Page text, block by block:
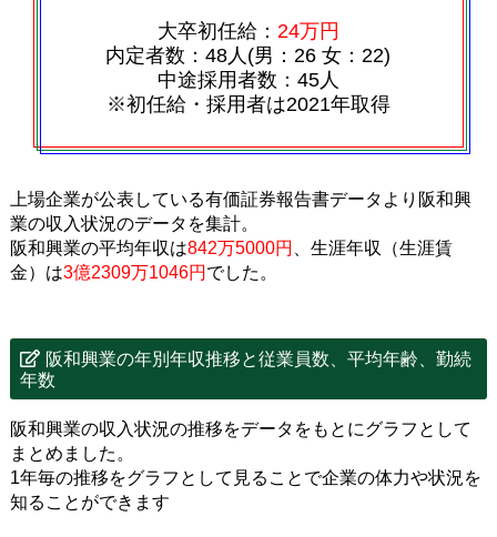
大卒初任給： 24万円
内定者数：48人(男：26 女：22)
中途採用者数：45人
※初任給・採用者は2021年取得
上場企業が公表している有価証券報告書データより阪和興
業の収入状況のデータを集計。
阪和興業の平均年収は842万5000円
、生涯年収（生涯賃
金）は3億2309万1046円 でした。
阪和興業の年別年収推移と従業員数、平均年齢、勤続
年数
阪和興業の収入状況の推移をデータをもとにグラフとして
まとめました。
1年毎の推移をグラフとして見ることで企業の体力や状況を
知ることができます